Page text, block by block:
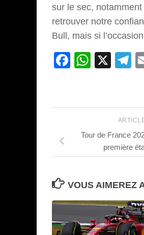
sur le sec,
retrouver notre
Bull, mais si
Facebook
X
Tour de France
première
VOUS AIMEREZ